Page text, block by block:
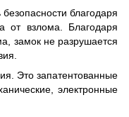
благодаря
от взлома. Благодаря
замок не разрушается
Это запатентованные
электронные